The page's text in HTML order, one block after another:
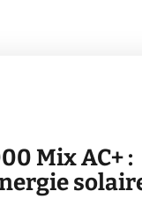
Mix AC+ :